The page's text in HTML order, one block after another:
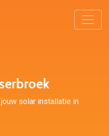
solar installatie in